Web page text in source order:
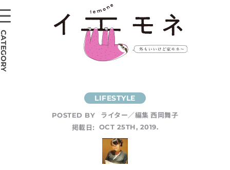
POSTED BY
ライター／編集 西岡舞子
掲載日:
OCT 25TH, 2019.